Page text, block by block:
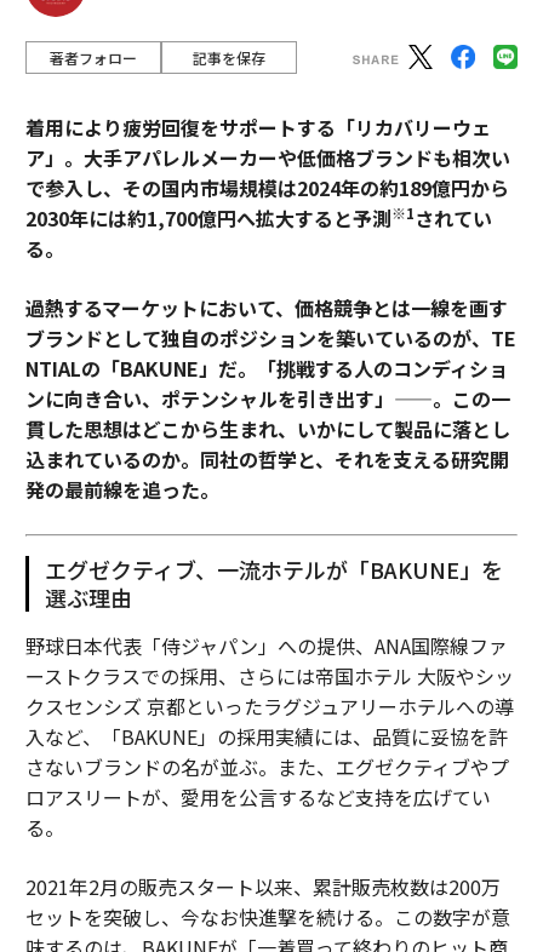
著者フォロー 記事を保存
着用により疲労回復をサポートする「リカバリーウェ
ア」。大手アパレルメーカーや低価格ブランドも相次い
で参入し、その国内市場規模は2024年の約189億円から
2030年には約1,700億円へ拡大すると予測※1されてい
る。
過熱するマーケットにおいて、価格競争とは一線を画す
ブランドとして独自のポジションを築いているのが、TE
NTIALの「BAKUNE」だ。「挑戦する人のコンディショ
ンに向き合い、ポテンシャルを引き出す」——。この一
貫した思想はどこから生まれ、いかにして製品に落とし
込まれているのか。同社の哲学と、それを支える研究開
発の最前線を追った。
エグゼクティブ、一流ホテルが「BAKUNE」を
選ぶ理由
野球日本代表「侍ジャパン」への提供、ANA国際線ファ
ーストクラスでの採用、さらには帝国ホテル 大阪やシッ
クスセンシズ 京都といったラグジュアリーホテルへの導
入など、「BAKUNE」の採用実績には、品質に妥協を許
さないブランドの名が並ぶ。また、エグゼクティブやプ
ロアスリートが、愛用を公言するなど支持を広げてい
る。
2021年2月の販売スタート以来、累計販売枚数は200万
セットを突破し、今なお快進撃を続ける。この数字が意